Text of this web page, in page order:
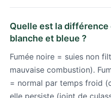
Quelle est la
blanche et bleue ?
Fumée noire = suies non
mauvaise combustion).
= normal par temps froid
elle persiste (joint de